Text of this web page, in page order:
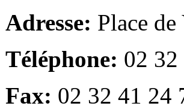
Adresse: Place
Téléphone: 02 32
Fax: 02 32 41 24